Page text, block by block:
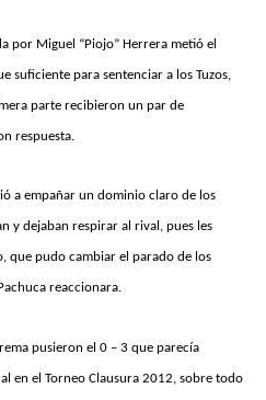
por Miguel “Piojo” Herrera metió el
suficiente para sentenciar a los Tuzos,
parte recibieron un par de
respuesta.
a empañar un dominio claro de los
y dejaban respirar al rival, pues les
que pudo cambiar el parado de los
reaccionara.
pusieron el 0 – 3 que parecía
en el Torneo Clausura 2012, sobre todo